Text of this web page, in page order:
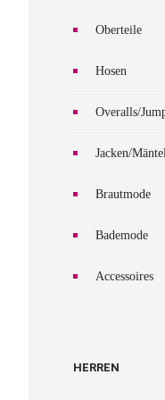
Oberteile
Hosen
Overalls/
Jacken/
Brautmode
Bademode
Accessoires
HERREN